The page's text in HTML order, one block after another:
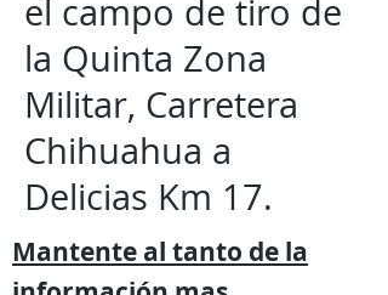
el campo de tiro de
la Quinta Zona
Militar, Carretera
Chihuahua a
Delicias Km 17.
Mantente al tanto de la